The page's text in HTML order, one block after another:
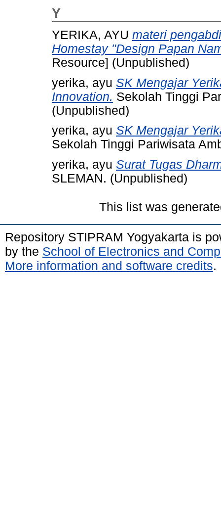
Y
YERIKA, AYU materi
Homestay "Design Papan
Resource] (Unpublished)
yerika, ayu SK Mengajar
Innovation. Sekolah Tinggi
(Unpublished)
yerika, ayu SK Mengajar
Sekolah Tinggi Pariwisata
yerika, ayu Surat Tugas
SLEMAN. (Unpublished)
This list was
Repository STIPRAM Yogyakarta is
by the School of Electronics and
More information and software credits.